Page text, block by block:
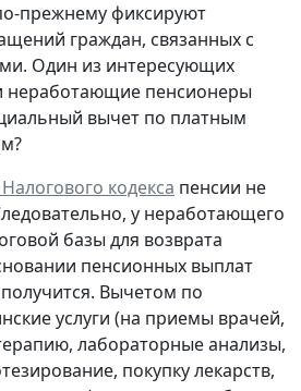
прежнему фиксируют
граждан, связанных с
Один из интересующих
неработающие пенсионеры
вычет по платным
Налогового кодекса пенсии не
у неработающего
базы для возврата
пенсионных выплат
Вычетом по
услуги (на приемы врачей,
лабораторные анализы,
покупку лекарств,